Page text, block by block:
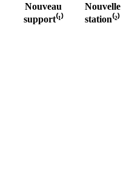
Nouveau
support⁽¹⁾
Nouvelle
station⁽²⁾